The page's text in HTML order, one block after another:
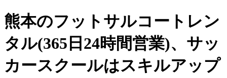
熊本のフットサルコートレン
タル(365日24時間営業)、 サッ
カースクールはスキルアップ